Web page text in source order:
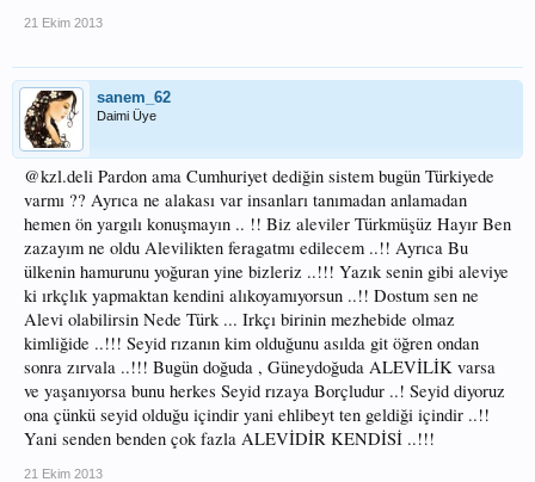
21 Ekim 2013
sanem_62
Daimi Üye
@kzl.deli Pardon ama Cumhuriyet dediğin sistem bugün Türkiyede
varmı ?? Ayrıca ne alakası var insanları tanımadan anlamadan
hemen ön yargılı konuşmayın .. !! Biz aleviler Türkmüşüz Hayır Ben
zazayım ne oldu Alevilikten feragatmı edilecem ..!! Ayrıca Bu
ülkenin hamurunu yoğuran yine bizleriz ..!!! Yazık senin gibi aleviye
ki ırkçlık yapmaktan kendini alıkoyamıyorsun ..!! Dostum sen ne
Alevi olabilirsin Nede Türk ... Irkçı birinin mezhebide olmaz
kimliğide ..!!! Seyid rızanın kim olduğunu asılda git öğren ondan
sonra zırvala ..!!! Bugün doğuda , Güneydoğuda ALEVİLİK varsa
ve yaşanıyorsa bunu herkes Seyid rızaya Borçludur ..! Seyid diyoruz
ona çünkü seyid olduğu içindir yani ehlibeyt ten geldiği içindir ..!!
Yani senden benden çok fazla ALEVİDİR KENDİSİ ..!!!
21 Ekim 2013